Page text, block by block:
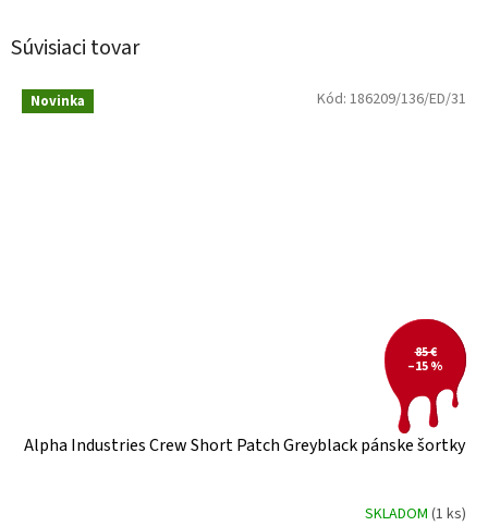
Súvisiaci tovar
Novinka
85 €
–15 %
Alpha Industries Crew Short Patch Greyblack pánske šortky
SKLADOM (1 ks)
Kód: 186209/136/ED/31